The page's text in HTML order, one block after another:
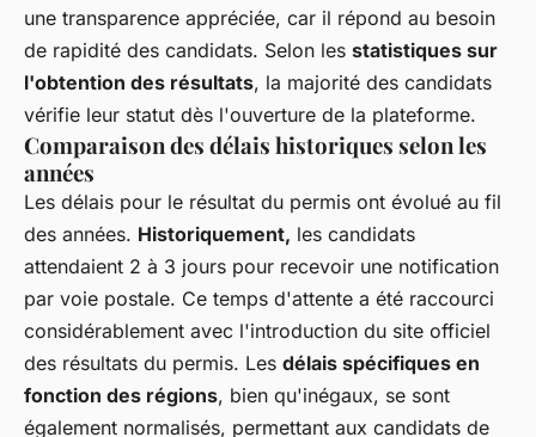
une transparence appréciée, car il répond au besoin
de rapidité des candidats. Selon les statistiques sur
l'obtention des résultats, la majorité des candidats
vérifie leur statut dès l'ouverture de la plateforme.
Comparaison des délais historiques selon les
années
Les délais pour le résultat du permis ont évolué au fil
des années. Historiquement, les candidats
attendaient 2 à 3 jours pour recevoir une notification
par voie postale. Ce temps d'attente a été raccourci
considérablement avec l'introduction du site officiel
des résultats du permis. Les délais spécifiques en
fonction des régions, bien qu'inégaux, se sont
également normalisés, permettant aux candidats de